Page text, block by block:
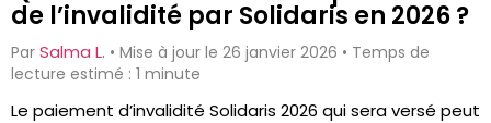
de l’invalidité par Solidaris en 2026 ?
Par Salma L. • Mise à jour le 26 janvier 2026 • Temps de
lecture estimé : 1 minute
Le paiement d’invalidité Solidaris 2026 qui sera versé peut